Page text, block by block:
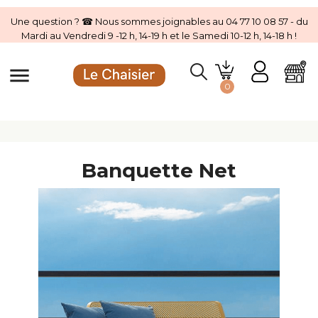
Une question ? ☎ Nous sommes joignables au 04 77 10 08 57 - du
Mardi au Vendredi 9 -12 h, 14-19 h et le Samedi 10-12 h, 14-18 h !
menu 0
Banquette Net